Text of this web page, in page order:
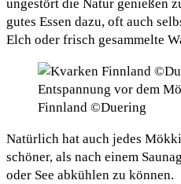
ungestört die Natur genießen
gutes Essen dazu, oft auch
Elch oder frisch gesammelte
Entspannung vor dem
Finnland ©Duering
Natürlich hat auch jedes
schöner, als nach einem
oder See abkühlen zu können.